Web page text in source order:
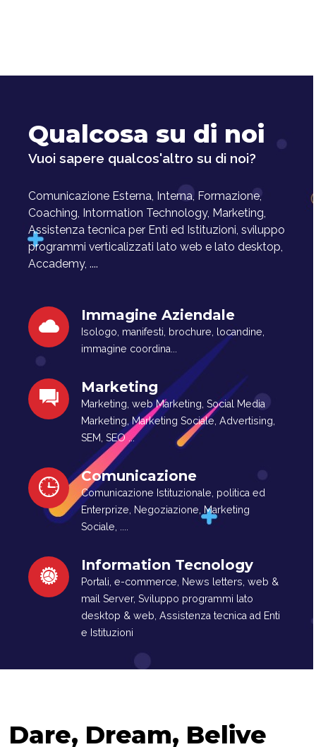
Qualcosa su di noi
Vuoi sapere qualcos'altro su di noi?
Comunicazione Esterna, Interna, Formazione,
Coaching, Intormation Technology, Marketing,
Assistenza tecnica per Enti ed Istituzioni, sviluppo
programmi verticalizzati lato web e lato desktop,
Accademy, ....
Immagine Aziendale
Isologo, manifesti, brochure, locandine,
immagine coordina...
Marketing
Marketing, web Marketing, Social Media
Marketing, Marketing Sociale, Advertising,
SEM, SEO ...
Comunicazione
Comunicazione Istituzionale, politica ed
Enterprize, Negoziazione, Marketing
Sociale, ....
Information Tecnology
Portali, e-commerce, News letters, web &
mail Server, Sviluppo programmi lato
desktop & web, Assistenza tecnica ad Enti
e Istituzioni
Dare, Dream, Belive